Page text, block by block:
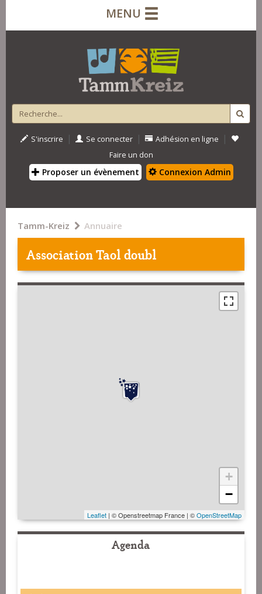
MENU
S'inscrire | Se connecter | Adhésion en ligne |
Faire un don
Proposer un évènement Connexion Admin
Tamm-Kreiz Annuaire
Association Taol doubl
+
−
Leaflet | © Openstreetmap France | ©OpenStreetMap
Agenda